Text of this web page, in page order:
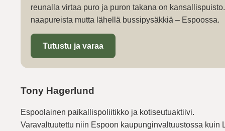
reunalla virtaa puro ja puron takana on
naapureista mutta lähellä bussipysäkkiä – Espoossa.
Tutustu ja varaa
Tony Hagerlund
Espoolainen paikallispoliitikko ja kotiseutuaktiivi.
Varavaltuutettu niin Espoon kaupunginvaltuustossa